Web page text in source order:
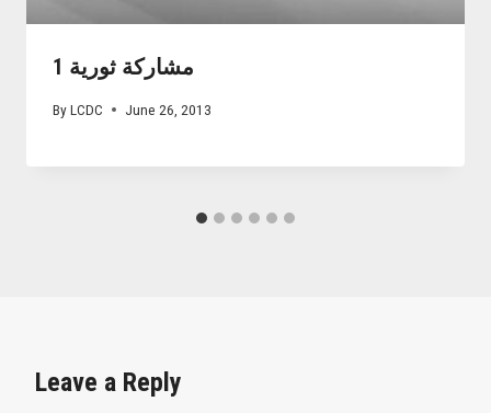
مشاركة ثورية 1
ByLCDC June 26, 2013
Leave a Reply